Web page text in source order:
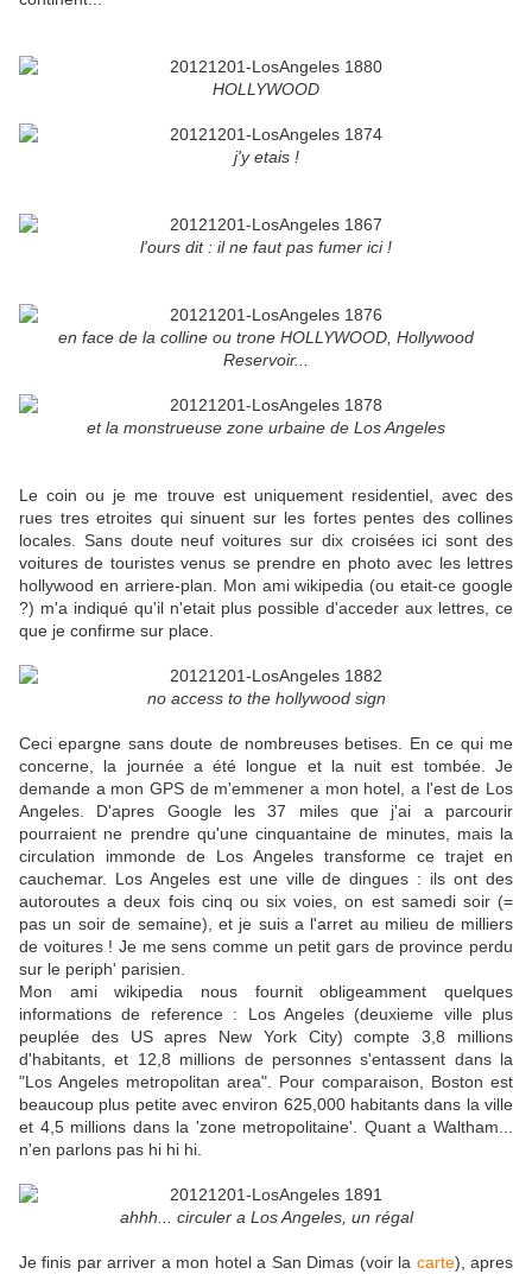
HOLLYWOOD
j'y etais !
l'ours dit : il ne faut pas fumer ici !
en face de la colline ou trone HOLLYWOOD, Hollywood
Reservoir...
et la monstrueuse zone urbaine de Los Angeles
Le coin ou je me trouve est uniquement residentiel, avec des
rues tres etroites qui sinuent sur les fortes pentes des collines
locales. Sans doute neuf voitures sur dix croisées ici sont des
voitures de touristes venus se prendre en photo avec les lettres
hollywood en arriere-plan. Mon ami wikipedia (ou etait-ce google
?) m'a indiqué qu'il n'etait plus possible d'acceder aux lettres, ce
que je confirme sur place.
no access to the hollywood sign
Ceci epargne sans doute de nombreuses betises. En ce qui me
concerne, la journée a été longue et la nuit est tombée. Je
demande a mon GPS de m'emmener a mon hotel, a l'est de Los
Angeles. D'apres Google les 37 miles que j'ai a parcourir
pourraient ne prendre qu'une cinquantaine de minutes, mais la
circulation immonde de Los Angeles transforme ce trajet en
cauchemar. Los Angeles est une ville de dingues : ils ont des
autoroutes a deux fois cinq ou six voies, on est samedi soir (=
pas un soir de semaine), et je suis a l'arret au milieu de milliers
de voitures ! Je me sens comme un petit gars de province perdu
sur le periph' parisien.
Mon ami wikipedia nous fournit obligeamment quelques
informations de reference : Los Angeles (deuxieme ville plus
peuplée des US apres New York City) compte 3,8 millions
d'habitants, et 12,8 millions de personnes s'entassent dans la
"Los Angeles metropolitan area". Pour comparaison, Boston est
beaucoup plus petite avec environ 625,000 habitants dans la ville
et 4,5 millions dans la 'zone metropolitaine'. Quant a Waltham...
n'en parlons pas hi hi hi.
ahhh... circuler a Los Angeles, un régal
Je finis par arriver a mon hotel a San Dimas (voir la carte), apres